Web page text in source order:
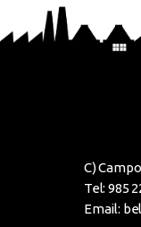
C)
Tel: 985
Email: